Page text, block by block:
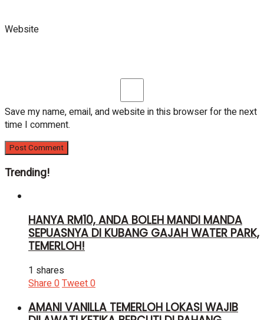
Website
Save my name, email, and website in this browser for the next
time I comment.
Trending!
HANYA RM10, ANDA BOLEH MANDI MANDA
SEPUASNYA DI KUBANG GAJAH WATER PARK,
TEMERLOH!
1 shares
Share0Tweet0
AMANI VANILLA TEMERLOH LOKASI WAJIB